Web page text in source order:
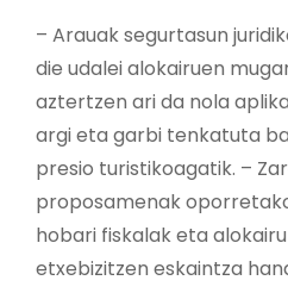
– Arauak segurtasun
die udalei alokairuen
aztertzen ari da nola
argi eta garbi tenkatuta
presio turistikoagatik. –
proposamenak
hobari fiskalak eta
etxebizitzen eskaintza